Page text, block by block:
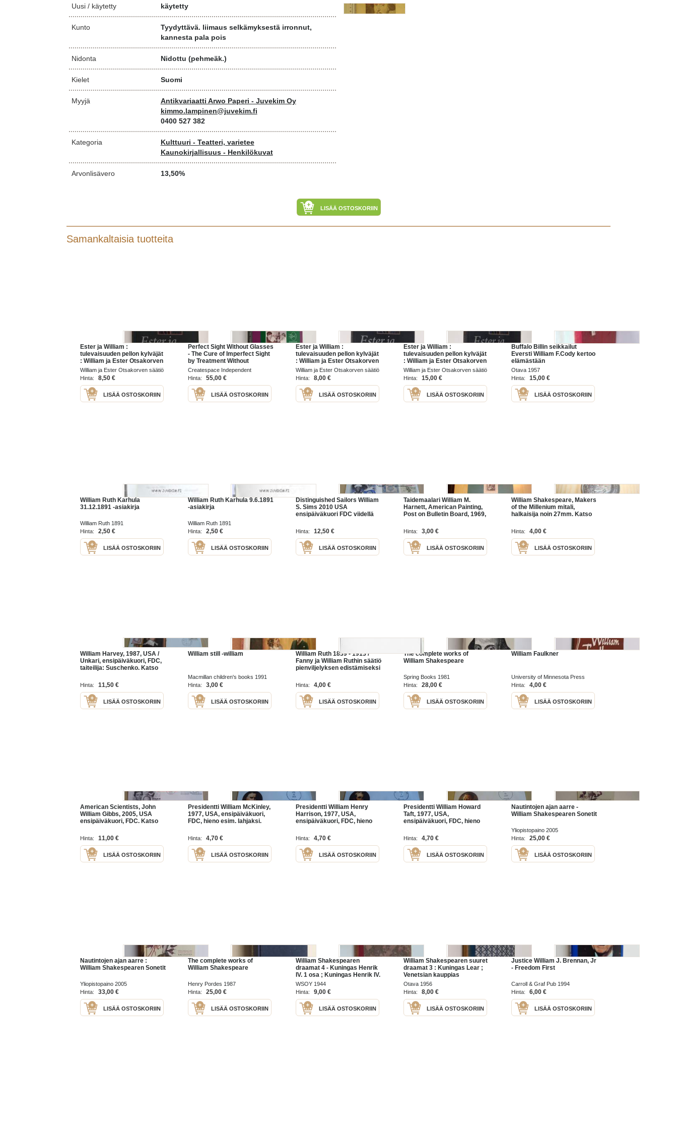
Uusi / käytetty käytetty
Kunto
Tyydyttävä. liimaus selkämyksestä irronnut,
kannesta pala pois
Nidonta Nidottu (pehmeäk.)
Kielet Suomi
Myyjä
Antikvariaatti Arwo Paperi - Juvekim Oy
kimmo.lampinen@juvekim.fi
0400 527 382
Kategoria
Kulttuuri - Teatteri, varietee
Kaunokirjallisuus - Henkilökuvat
Arvonlisävero 13,50%
LISÄÄ OSTOSKORIIN
Samankaltaisia tuotteita
Ester ja William :
tulevaisuuden pellon kylväjät
: William ja Ester Otsakorven
säätiön juhlakirja
William ja Ester Otsakorven säätiö
2003
Hinta: 8,50 €
LISÄÄ OSTOSKORIIN
Perfect Sight Without Glasses
- The Cure of Imperfect Sight
by Treatment Without
Glasses
Createspace Independent
Publishing Platform 2013
Hinta: 55,00 €
LISÄÄ OSTOSKORIIN
Ester ja William :
tulevaisuuden pellon kylväjät
: William ja Ester Otsakorven
säätiön juhlakirja
William ja Ester Otsakorven säätiö
2003
Hinta: 8,00 €
LISÄÄ OSTOSKORIIN
Ester ja William :
tulevaisuuden pellon kylväjät
: William ja Ester Otsakorven
säätiön juhlakirja (tekijän
omiste)
William ja Ester Otsakorven säätiö
2003
Hinta: 15,00 €
LISÄÄ OSTOSKORIIN
Buffalo Billin seikkailut
Eversti William F.Cody kertoo
elämästään
Otava 1957
Hinta:
15,00 €
LISÄÄ OSTOSKORIIN
William Ruth Karhula
31.12.1891 -asiakirja
William Ruth 1891
Hinta:
2,50 €
LISÄÄ OSTOSKORIIN
William Ruth Karhula 9.6.1891
-asiakirja
William Ruth 1891
Hinta:
2,50 €
LISÄÄ OSTOSKORIIN
Distinguished Sailors William
S. Sims 2010 USA
ensipäiväkuori FDC viidellä
1937 U.S. Naval Academy
postimerkki
Hinta: 12,50 €
LISÄÄ OSTOSKORIIN
Taidemaalari William M.
Harnett, American Painting,
Post on Bulletin Board, 1969,
Hinta: 3,00 €
LISÄÄ OSTOSKORIIN
William Shakespeare, Makers
of the Millenium mitali,
halkaisija noin 27mm. Katso
Hinta: 4,00 €
LISÄÄ OSTOSKORIIN
William Harvey, 1987, USA /
Unkari, ensipäiväkuori, FDC,
taiteilija: Suschenko. Katso
Hinta: 11,50 €
LISÄÄ OSTOSKORIIN
William still -william
Macmillan children's books 1991
Hinta:
3,00 €
LISÄÄ OSTOSKORIIN
William Ruth 1839 - 1913 /
Fanny ja William Ruthin säätiö
pienviljelyksen edistämiseksi
Hinta: 4,00 €
LISÄÄ OSTOSKORIIN
The complete works of
William Shakespeare
Spring Books 1981
Hinta:
28,00 €
LISÄÄ OSTOSKORIIN
William Faulkner
University of Minnesota Press
1959
Hinta: 4,00 €
LISÄÄ OSTOSKORIIN
American Scientists, John
William Gibbs, 2005, USA
ensipäiväkuori, FDC. Katso
noin 1 200 amerikkalaista
ensipäiväkuorta 1920-luvulta
Hinta: 11,00 €
LISÄÄ OSTOSKORIIN
Presidentti William McKinley,
1977, USA, ensipäiväkuori,
FDC, hieno esim. lahjaksi.
mm. noin 1 500 erilaista
amerikkalaista
Hinta: 4,70 €
LISÄÄ OSTOSKORIIN
Presidentti William Henry
Harrison, 1977, USA,
ensipäiväkuori, FDC, hieno
muut kohteeni mm. noin 1 500
erilaista amerikkalaista
Hinta: 4,70 €
LISÄÄ OSTOSKORIIN
Presidentti William Howard
Taft, 1977, USA,
ensipäiväkuori, FDC, hieno
muut kohteeni mm. noin 1 500
erilaista amerikkalaista
Hinta: 4,70 €
LISÄÄ OSTOSKORIIN
Nautintojen ajan aarre -
William Shakespearen Sonetit
Yliopistopaino 2005
Hinta:
25,00 €
LISÄÄ OSTOSKORIIN
Nautintojen ajan aarre :
William Shakespearen Sonetit
Yliopistopaino 2005
Hinta:
33,00 €
LISÄÄ OSTOSKORIIN
The complete works of
William Shakespeare
Henry Pordes 1987
Hinta:
25,00 €
LISÄÄ OSTOSKORIIN
William Shakespearen
draamat 4 - Kuningas Henrik
IV. 1 osa ; Kuningas Henrik IV.
2 osa ; Kuningas Richard III ;
Loppiais-aatto
WSOY 1944
Hinta:
9,00 €
LISÄÄ OSTOSKORIIN
William Shakespearen suuret
draamat 3 : Kuningas Lear ;
Venetsian kauppias
Otava 1956
Hinta:
8,00 €
LISÄÄ OSTOSKORIIN
Justice William J. Brennan, Jr
- Freedom First
Carroll & Graf Pub 1994
Hinta:
6,00 €
LISÄÄ OSTOSKORIIN